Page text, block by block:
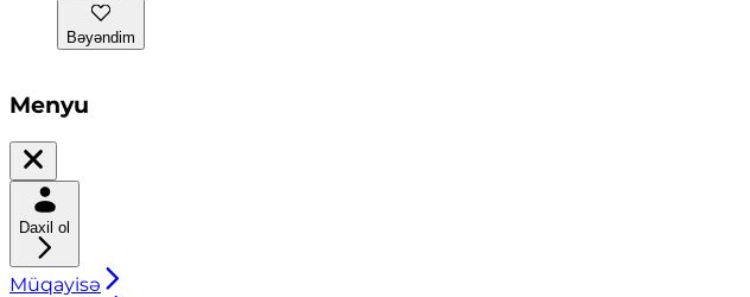
Bəyəndim
Menyu
Daxil ol
Müqayisə